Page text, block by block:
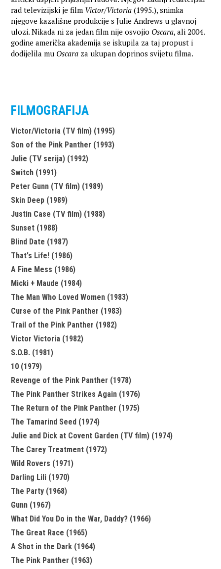
rad televizijski je film Victor/Victoria (1995.), snimka
njegove kazališne produkcije s Julie Andrews u glavnoj
ulozi. Nikada ni za jedan film nije osvojio Oscara, ali 2004.
godine američka akademija se iskupila za taj propust i
dodijelila mu Oscara za ukupan doprinos svijetu filma.
FILMOGRAFIJA
Victor/Victoria (TV film) (1995)
Son of the Pink Panther (1993)
Julie (TV serija) (1992)
Switch (1991)
Peter Gunn (TV film) (1989)
Skin Deep (1989)
Justin Case (TV film) (1988)
Sunset (1988)
Blind Date (1987)
That's Life! (1986)
A Fine Mess (1986)
Micki + Maude (1984)
The Man Who Loved Women (1983)
Curse of the Pink Panther (1983)
Trail of the Pink Panther (1982)
Victor Victoria (1982)
S.O.B. (1981)
10 (1979)
Revenge of the Pink Panther (1978)
The Pink Panther Strikes Again (1976)
The Return of the Pink Panther (1975)
The Tamarind Seed (1974)
Julie and Dick at Covent Garden (TV film) (1974)
The Carey Treatment (1972)
Wild Rovers (1971)
Darling Lili (1970)
The Party (1968)
Gunn (1967)
What Did You Do in the War, Daddy? (1966)
The Great Race (1965)
A Shot in the Dark (1964)
The Pink Panther (1963)